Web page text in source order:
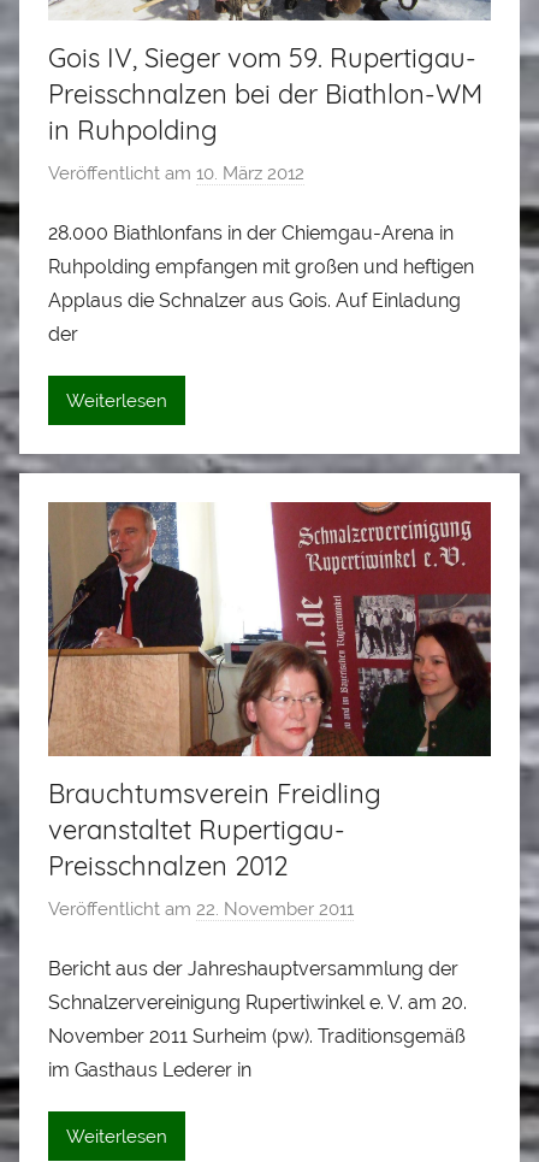
Gois IV, Sieger vom 59. Rupertigau-
Preisschnalzen bei der Biathlon-WM
in Ruhpolding
Veröffentlicht am 10. März 2012
n
L
o
28.000 Biathlonfans in der Chiemgau-Arena in
Ruhpolding empfangen mit großen und heftigen
Applaus die Schnalzer aus Gois. Auf Einladung
der
Weiterlesen
Brauchtumsverein Freidling
veranstaltet Rupertigau-
Preisschnalzen 2012
Veröffentlicht am 22. November 2011
n
L
o
Bericht aus der Jahreshauptversammlung der
Schnalzervereinigung Rupertiwinkel e. V. am 20.
November 2011 Surheim (pw). Traditionsgemäß
im Gasthaus Lederer in
Weiterlesen